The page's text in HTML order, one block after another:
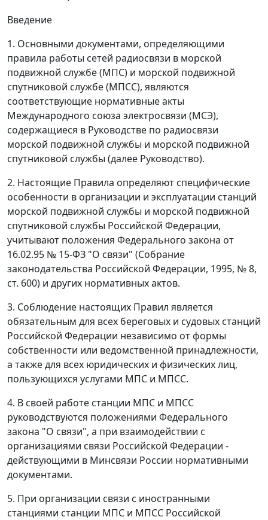
Введение
1. Основными документами, определяющими
правила работы сетей радиосвязи в морской
подвижной службе (МПС) и морской подвижной
спутниковой службе (МПСС), являются
соответствующие нормативные акты
Международного союза электросвязи (МСЭ),
содержащиеся в Руководстве по радиосвязи
морской подвижной службы и морской подвижной
спутниковой службы (далее Руководство).
2. Настоящие Правила определяют специфические
особенности в организации и эксплуатации станций
морской подвижной службы и морской подвижной
спутниковой службы Российской Федерации,
учитывают положения Федерального закона от
16.02.95 № 15-ФЗ "О связи" (Собрание
законодательства Российской Федерации, 1995, № 8,
ст. 600) и других нормативных актов.
3. Соблюдение настоящих Правил является
обязательным для всех береговых и судовых станций
Российской Федерации независимо от формы
собственности или ведомственной принадлежности,
а также для всех юридических и физических лиц,
пользующихся услугами МПС и МПСС.
4. В своей работе станции МПС и МПСС
руководствуются положениями Федерального
закона "О связи", а при взаимодействии с
организациями связи Российской Федерации -
действующими в Минсвязи России нормативными
документами.
5. При организации связи с иностранными
станциями станции МПС и МПСС Российской